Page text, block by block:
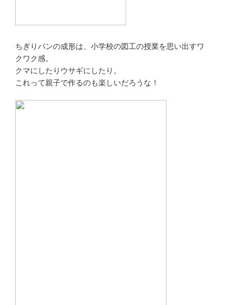
ちぎりパンの成形は、小学校の図工の授業を思い出すワ
クワク感。
クマにしたりウサギにしたり。
これって親子で作るのも楽しいだろうな！